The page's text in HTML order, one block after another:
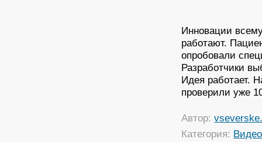
Инновации
работают.
опробовали
Разработчики
Идея работает.
проверили уже
Автор:
Категория: Видео